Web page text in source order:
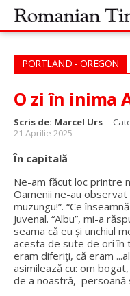
PORTLAND - OREGON
O zi în inima
Scris de: Marcel Urs
21 Aprilie 2025
În capitală
Ne-am făcut loc printre
Oamenii ne-au observat
muzungu!”. “Ce
Juvenal. “Albu”, mi-a
seama că eu și unchiul
acesta de sute de ori în
eram diferiți, că eram
asimilează cu: om
de a noastră, persoană